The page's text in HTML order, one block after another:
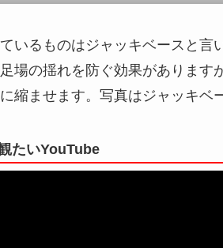
いるものはジャッキベースと
場の揺れを防ぐ効果がありま
縮ませます。写真はジャッキベ
たいYouTube